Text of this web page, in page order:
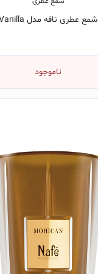
شمع عطری نافه مدل Vanilla
ناموجود